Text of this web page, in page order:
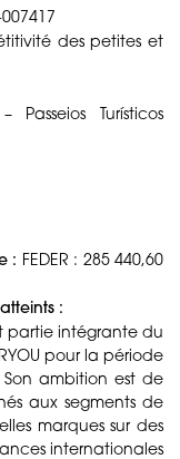
007417
des petites et
Passeios Turísticos
: FEDER : 285 440,60
:
partie intégrante du
pour la période
ambition est de
aux segments de
marques sur des
internationales